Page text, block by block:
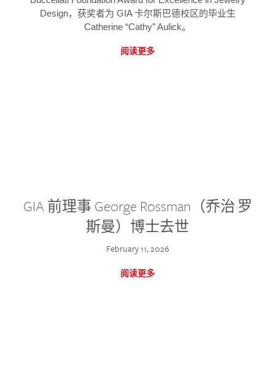
Design，获奖者为 GIA 卡尔斯巴德校区的毕业生
Catherine “Cathy” Aulick。
阅读更多
GIA 前理事 George Rossman（乔治·罗
斯曼）博士去世
February 11, 2026
阅读更多